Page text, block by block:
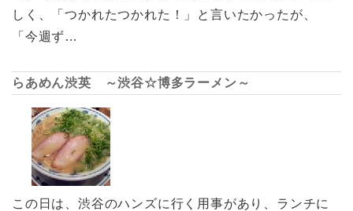
しく、「つかれたつかれた！」と言いたかったが、
「今週ず…
らあめん渋英 ～渋谷☆博多ラーメン～
この日は、渋谷のハンズに行く用事があり、ランチに